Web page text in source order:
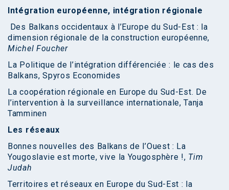
Intégration européenne, intégration régionale
Des Balkans occidentaux à l’Europe du Sud-Est : la
dimension régionale de la construction européenne,
Michel Foucher
La Politique de l’intégration différenciée : le cas des
Balkans, Spyros Economides
La coopération régionale en Europe du Sud-Est. De
l’intervention à la surveillance internationale, Tanja
Tamminen
Les réseaux
Bonnes nouvelles des Balkans de l’Ouest : La
Yougoslavie est morte, vive la Yougosphère !, Tim
Judah
Territoires et réseaux en Europe du Sud-Est : la